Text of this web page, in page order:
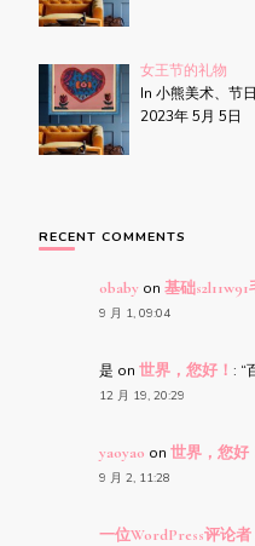
女王节的礼物
In 小熊美术、节
2023年 5月 5日
RECENT COMMENTS
obaby on 基础
9 月 1, 09:04
是 on 世界，您好！ : “
12 月 19, 20:29
yaoyao on 世界，您好
9 月 2, 11:28
一位WordPress评论者